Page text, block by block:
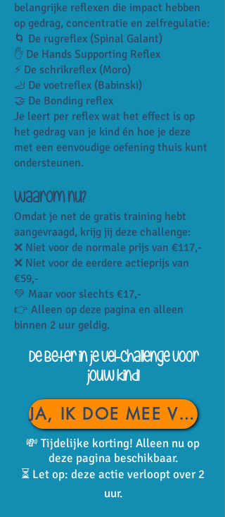
belangrijke reflexen die impact hebben
op gedrag, concentratie en zelfregulatie:
🌀 De rugreflex (Spinal Galant)
✋ De Hands Supporting Reflex
⚡ De schrikreflex (Moro)
🦶 De voetreflex (Babinski)
🤝 De Bonding reflex
Je leert per reflex wat het effect is op
het gedrag van je kind én hoe je deze
met een eenvoudige oefening thuis kunt
ondersteunen.
Waarom nu?
Omdat je net de gratis training hebt
aangevraagd, krijg jij deze challenge:
❌ Niet voor de normale prijs van €117,-
❌ Niet voor de eerdere actieprijs van
€59,-
💚 Maar voor slechts €17,-
👉 Alleen op deze pagina en alleen
binnen 2 uur geldig.
De Beter in je vel-challenge voor
jouw kind!
JA, IK DOE MEE VOOR €17,-
💸 Tijdelijke korting! Alleen nu op
deze pagina beschikbaar.
⏳ Let op: deze actie verloopt over 2
uur.